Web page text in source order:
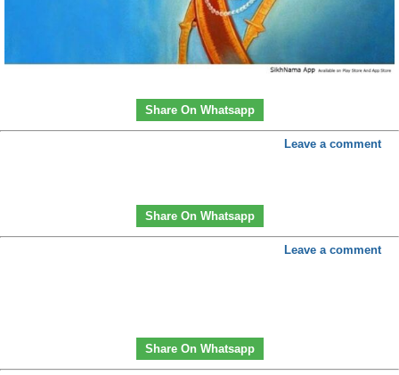
Share On Whatsapp
Leave a comment
Share On Whatsapp
Leave a comment
Share On Whatsapp